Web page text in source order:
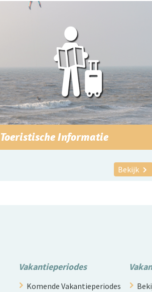
Toeristische Informatie
Bekijk
Vakantieperiodes
Komende Vakantieperiodes